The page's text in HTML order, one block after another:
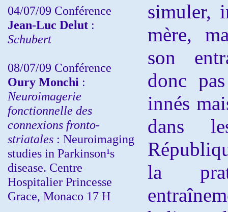
04/07/09 Conférence
Jean-Luc Delut :
Schubert
08/07/09 Conférence
Oury Monchi :
Neuroimagerie
fonctionnelle des
connexions fronto-
striatales : Neuroimaging
studies in Parkinson¹s
disease. Centre
Hospitalier Princesse
Grace, Monaco 17 H
simuler,
mère,
son
donc
innés
dans
la